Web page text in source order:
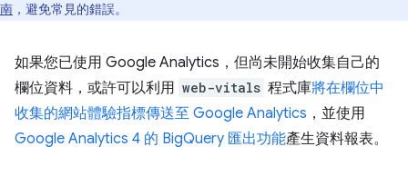
南 ，避免常見的錯誤。
如果您已使用 Google Analytics，但尚未開始收集自己的
欄位資料，或許可以利用 web-vitals 程式庫將在欄位中
收集的網站體驗指標傳送至 Google Analytics ，並使用
Google Analytics 4 的 BigQuery 匯出功能產生資料報表。